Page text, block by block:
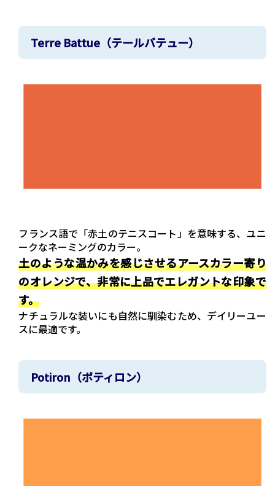
Terre Battue（テールバテュー）
フランス語で「赤土のテニスコート」を意味する、ユニ
ークなネーミングのカラー。
土のような温かみを感じさせるアースカラー寄り
のオレンジで、非常に上品でエレガントな印象で
す。
ナチュラルな装いにも自然に馴染むため、デイリーユー
スに最適です。
Potiron（ポティロン）